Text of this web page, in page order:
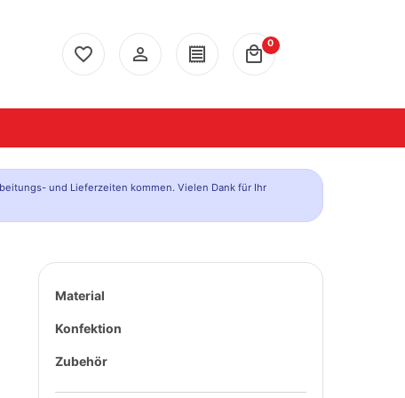
favorite_border person_outline receipt local_mall
0
und Lieferzeiten kommen. Vielen Dank für Ihr
Material
Konfektion
Zubehör